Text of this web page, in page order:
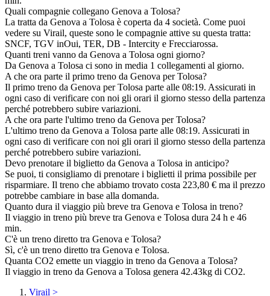
Quali compagnie collegano Genova a Tolosa?
La tratta da Genova a Tolosa è coperta da 4 società. Come puoi
vedere su Virail, queste sono le compagnie attive su questa tratta:
SNCF, TGV inOui, TER, DB - Intercity e Frecciarossa.
Quanti treni vanno da Genova a Tolosa ogni giorno?
Da Genova a Tolosa ci sono in media 1 collegamenti al giorno.
A che ora parte il primo treno da Genova per Tolosa?
Il primo treno da Genova per Tolosa parte alle 08:19. Assicurati in
ogni caso di verificare con noi gli orari il giorno stesso della partenza
perché potrebbero subire variazioni.
A che ora parte l'ultimo treno da Genova per Tolosa?
L'ultimo treno da Genova a Tolosa parte alle 08:19. Assicurati in
ogni caso di verificare con noi gli orari il giorno stesso della partenza
perché potrebbero subire variazioni.
Devo prenotare il biglietto da Genova a Tolosa in anticipo?
Se puoi, ti consigliamo di prenotare i biglietti il prima possibile per
risparmiare. Il treno che abbiamo trovato costa 223,80 € ma il prezzo
potrebbe cambiare in base alla domanda.
Quanto dura il viaggio più breve tra Genova e Tolosa in treno?
Il viaggio in treno più breve tra Genova e Tolosa dura 24 h e 46
min.
C'è un treno diretto tra Genova e Tolosa?
Sì, c'è un treno diretto tra Genova e Tolosa.
Quanta CO2 emette un viaggio in treno da Genova a Tolosa?
Il viaggio in treno da Genova a Tolosa genera 42.43kg di CO2.
Virail >